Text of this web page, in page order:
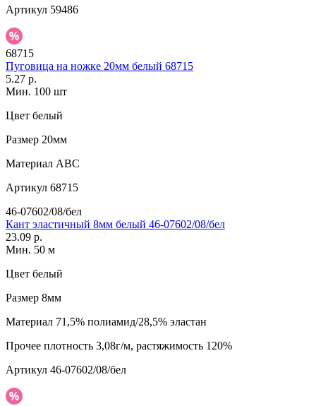
Артикул 59486
68715
Пуговица на ножке 20мм белый 68715
5.27 р.
Мин. 100 шт
Цвет белый
Размер 20мм
Материал АВС
Артикул 68715
46-07602/08/бел
Кант эластичный 8мм белый 46-07602/08/бел
23.09 р.
Мин. 50 м
Цвет белый
Размер 8мм
Материал 71,5% полиамид/28,5% эластан
Прочее плотность 3,08г/м, растяжимость 120%
Артикул 46-07602/08/бел